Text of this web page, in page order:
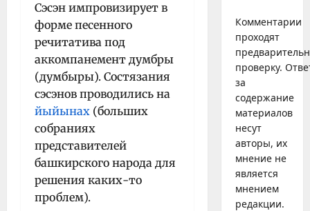
Сэсэн импровизирует в
форме песенного
речитатива под
аккомпанемент думбры
(думбыры). Состязания
сэсэнов проводились на
йыйынах (больших
собраниях
представителей
башкирского народа для
решения каких-то
проблем).
Комментарии
проходят
проверку.
за
содержание
материалов
несут
авторы, их
мнение не
является
мнением
редакции.